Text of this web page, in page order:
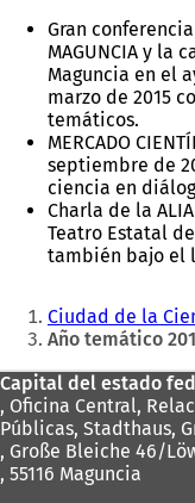
Gran conferencia
MAGUNCIA y la
Maguncia en el
marzo de 2015
temáticos.
MERCADO
septiembre de
ciencia en
Charla de la
Teatro Estatal
también bajo el
Estás
aquí:
Ciudad de la
Año temático
Zona
de
los
pies
Capital del estado
, Oficina Central,
Públicas, Stadthaus,
, Große Bleiche 46/
, 55116 Maguncia